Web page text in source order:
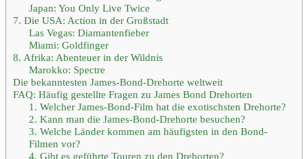
Japan: You Only Live Twice
7. Die USA: Action in der Großstadt
Las Vegas: Diamantenfieber
Miami: Goldfinger
8. Afrika: Abenteuer in der Wildnis
Marokko: Spectre
Die bekanntesten James-Bond-Drehorte weltweit
FAQ: Häufig gestellte Fragen zu James Bond Drehorten
1. Welcher James-Bond-Film hat die exotischsten Drehorte?
2. Kann man die James-Bond-Drehorte besuchen?
3. Welche Länder kommen am häufigsten in den Bond-
Filmen vor?
4. Gibt es geführte Touren zu den Drehorten?